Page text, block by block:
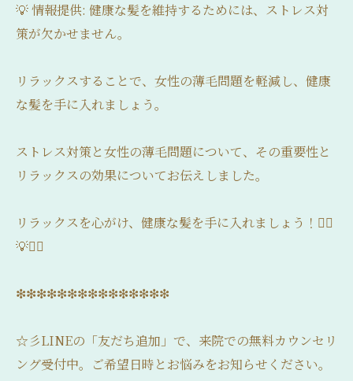
💡 情報提供: 健康な髪を維持するためには、ストレス対
策が欠かせません。
リラックスすることで、女性の薄毛問題を軽減し、健康
な髪を手に入れましょう。
ストレス対策と女性の薄毛問題について、その重要性と
リラックスの効果についてお伝えしました。
リラックスを心がけ、健康な髪を手に入れましょう！💆‍♀️
💡💇‍♀️
❇❇❇❇❇❇❇❇❇❇❇❇❇❇❇
☆彡LINEの「友だち追加」で、来院での無料カウンセリ
ング受付中。ご希望日時とお悩みをお知らせください。